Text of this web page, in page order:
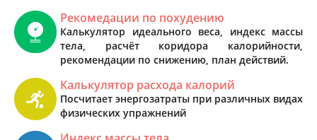
Рекомедации по похудению
Калькулятор идеального веса, индекс массы
тела, расчёт коридора калорийности,
рекомендации по снижению, план действий.
Калькулятор расхода калорий
Посчитает энергозатраты при различных видах
физических упражнений